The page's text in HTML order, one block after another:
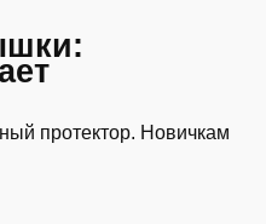
протектор. Новичкам